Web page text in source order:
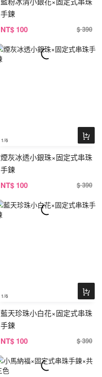
手鍊
NT$ 100 $ 390
1/6
煙灰冰透小銀珠×固定式串珠
手鍊
NT$ 100 $ 390
1/6
藍天珍珠小白花×固定式串珠
手鍊
NT$ 100 $ 390